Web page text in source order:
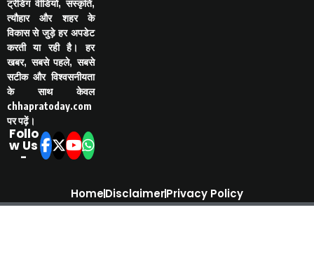
ट्रेंडिंग वीडियो, संस्कृति,
त्यौहार और शहर के
विकास से जुड़े हर अपडेट
करती या रही है। हर
खबर, सबसे पहले, सबसे
सटीक और विश्वसनीयता
के साथ केवल
chhapratoday.com
पर पढ़ें।
Follo
w Us
-
HomeDisclaimerPrivacy Policy